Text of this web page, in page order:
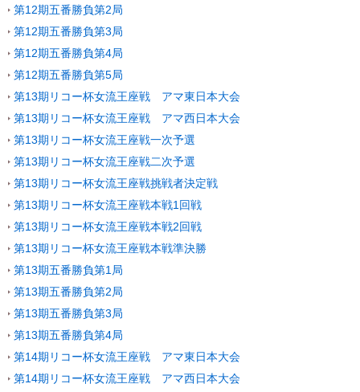
第12期五番勝負第2局
第12期五番勝負第3局
第12期五番勝負第4局
第12期五番勝負第5局
第13期リコー杯女流王座戦 アマ東日本大会
第13期リコー杯女流王座戦 アマ西日本大会
第13期リコー杯女流王座戦一次予選
第13期リコー杯女流王座戦二次予選
第13期リコー杯女流王座戦挑戦者決定戦
第13期リコー杯女流王座戦本戦1回戦
第13期リコー杯女流王座戦本戦2回戦
第13期リコー杯女流王座戦本戦準決勝
第13期五番勝負第1局
第13期五番勝負第2局
第13期五番勝負第3局
第13期五番勝負第4局
第14期リコー杯女流王座戦 アマ東日本大会
第14期リコー杯女流王座戦 アマ西日本大会